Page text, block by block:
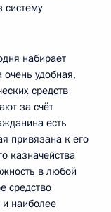
систему
набирает
удобная,
средств
за счёт
есть
привязана к его
казначейства
в любой
средство
наиболее